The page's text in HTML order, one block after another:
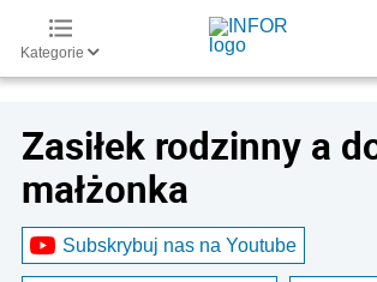
Kategorie
Zasiłek rodzinny a
małżonka
Subskrybuj nas na Youtube